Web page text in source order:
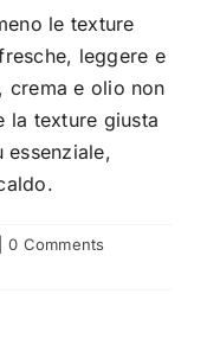
le texture
leggere e
crema e olio non
la texture giusta
essenziale,
0 Comments